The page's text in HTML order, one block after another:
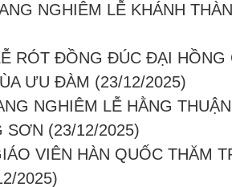
NGHIÊM LỄ KHÁNH
RÓT ĐỒNG ĐÚC ĐẠI HỒNG
ƯU ĐÀM (23/12/2025)
NGHIÊM LỄ HẰNG
SƠN (23/12/2025)
VIÊN HÀN QUỐC THĂM
2025)